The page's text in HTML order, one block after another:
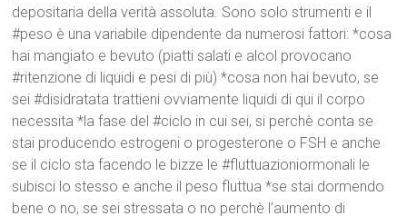
depositaria della verità assoluta. Sono solo strumenti e il
#peso è una variabile dipendente da numerosi fattori: *cosa
hai mangiato e bevuto (piatti salati e alcol provocano
#ritenzione di liquidi e pesi di più) *cosa non hai bevuto, se
sei #disidratata trattieni ovviamente liquidi di qui il corpo
necessita *la fase del #ciclo in cui sei, si perchè conta se
stai producendo estrogeni o progesterone o FSH e anche
se il ciclo sta facendo le bizze le #fluttuazioniormonali le
subisci lo stesso e anche il peso fluttua *se stai dormendo
bene o no, se sei stressata o no perchè l’aumento di